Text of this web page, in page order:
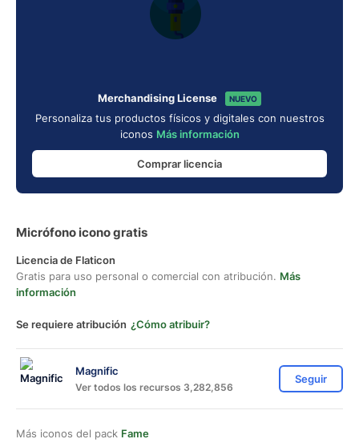
Merchandising License NUEVO
Personaliza tus productos físicos y digitales con nuestros
iconos Más información
Comprar licencia
Micrófono icono gratis
Licencia de Flaticon
Gratis para uso personal o comercial con atribución. Más
información
Se requiere atribución ¿Cómo atribuir?
Magnific
Ver todos los recursos 3,282,856
Seguir
Más iconos del pack Fame